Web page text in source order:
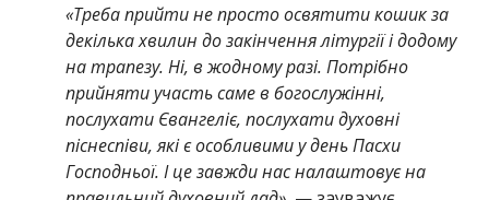
«Треба прийти не просто освятити кошик за
декілька хвилин до закінчення літургії і додому
на трапезу. Ні, в жодному разі. Потрібно
прийняти участь саме в богослужінні,
послухати Євангеліє, послухати духовні
піснеспіви, які є особливими у день Пасхи
Господньої. І це завжди нас налаштовує на